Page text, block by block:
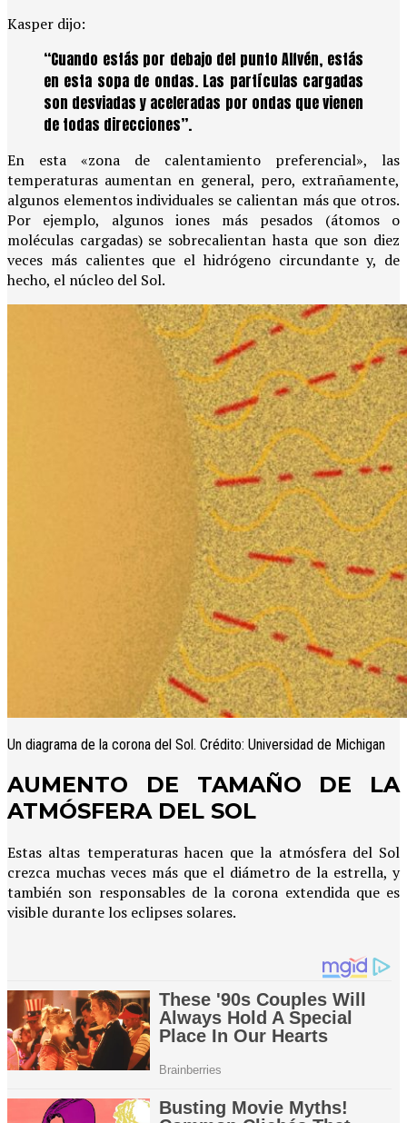
Kasper dijo:
“Cuando estás por debajo del punto Alfvén, estás
en esta sopa de ondas. Las partículas cargadas
son desviadas y aceleradas por ondas que vienen
de todas direcciones”.
En esta «zona de calentamiento preferencial», las
temperaturas aumentan en general, pero, extrañamente,
algunos elementos individuales se calientan más que otros.
Por ejemplo, algunos iones más pesados ​​(átomos o
moléculas cargadas) se sobrecalientan hasta que son diez
veces más calientes que el hidrógeno circundante y, de
hecho, el núcleo del Sol.
Un diagrama de la corona del Sol. Crédito: Universidad de Michigan
AUMENTO DE TAMAÑO DE LA
ATMÓSFERA DEL SOL
Estas altas temperaturas hacen que la atmósfera del Sol
crezca muchas veces más que el diámetro de la estrella, y
también son responsables de la corona extendida que es
visible durante los eclipses solares.